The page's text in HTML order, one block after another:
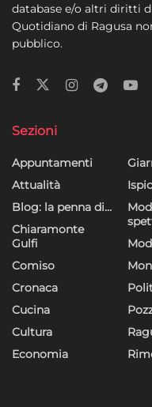
database e/o altri diritti
Quotidiano di Ragusa
pubblico.
Sezioni
Appuntamenti
Attualità
Blog: la penna di…
Chiaramonte
Gulfi
Comiso
Cronaca
Cucina
Cultura
Economia